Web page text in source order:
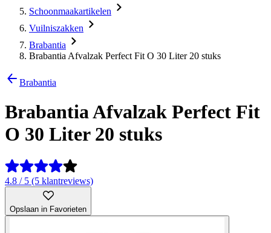
Schoonmaakartikelen
Vuilniszakken
Brabantia
Brabantia Afvalzak Perfect Fit O 30 Liter 20 stuks
Brabantia
Brabantia Afvalzak Perfect Fit
O 30 Liter 20 stuks
4.8 / 5 (5 klantreviews)
Opslaan in Favorieten